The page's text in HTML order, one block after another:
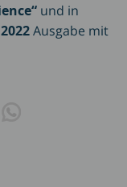
und in
Ausgabe mit